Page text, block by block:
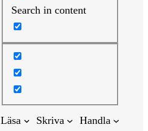
Search in content
Läsa Skriva
Handla